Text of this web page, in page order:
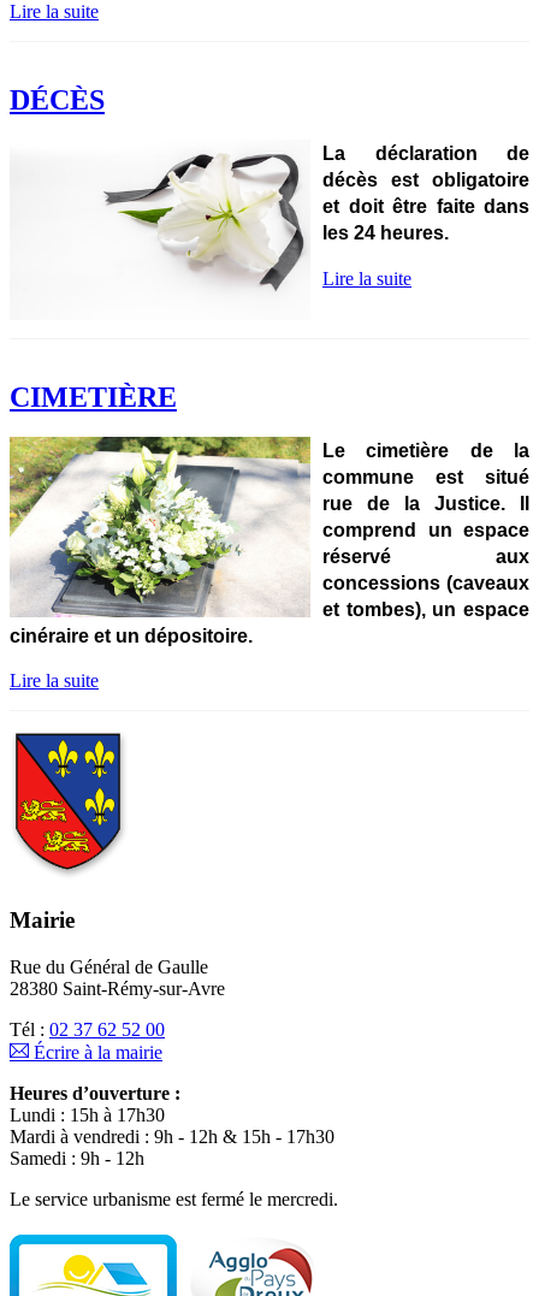
Lire la suite
DÉCÈS
La déclaration de
décès est obligatoire
et doit être faite dans
les 24 heures.
Lire la suite
CIMETIÈRE
Le cimetière de la
commune est situé
rue de la Justice. Il
comprend un espace
réservé aux
concessions (caveaux
et tombes), un espace
cinéraire et un dépositoire.
Lire la suite
Mairie
Rue du Général de Gaulle
28380 Saint-Rémy-sur-Avre
Tél : 02 37 62 52 00
Écrire à la mairie
Heures d’ouverture :
Lundi : 15h à 17h30
Mardi à vendredi : 9h - 12h & 15h - 17h30
Samedi : 9h - 12h
Le service urbanisme est fermé le mercredi.